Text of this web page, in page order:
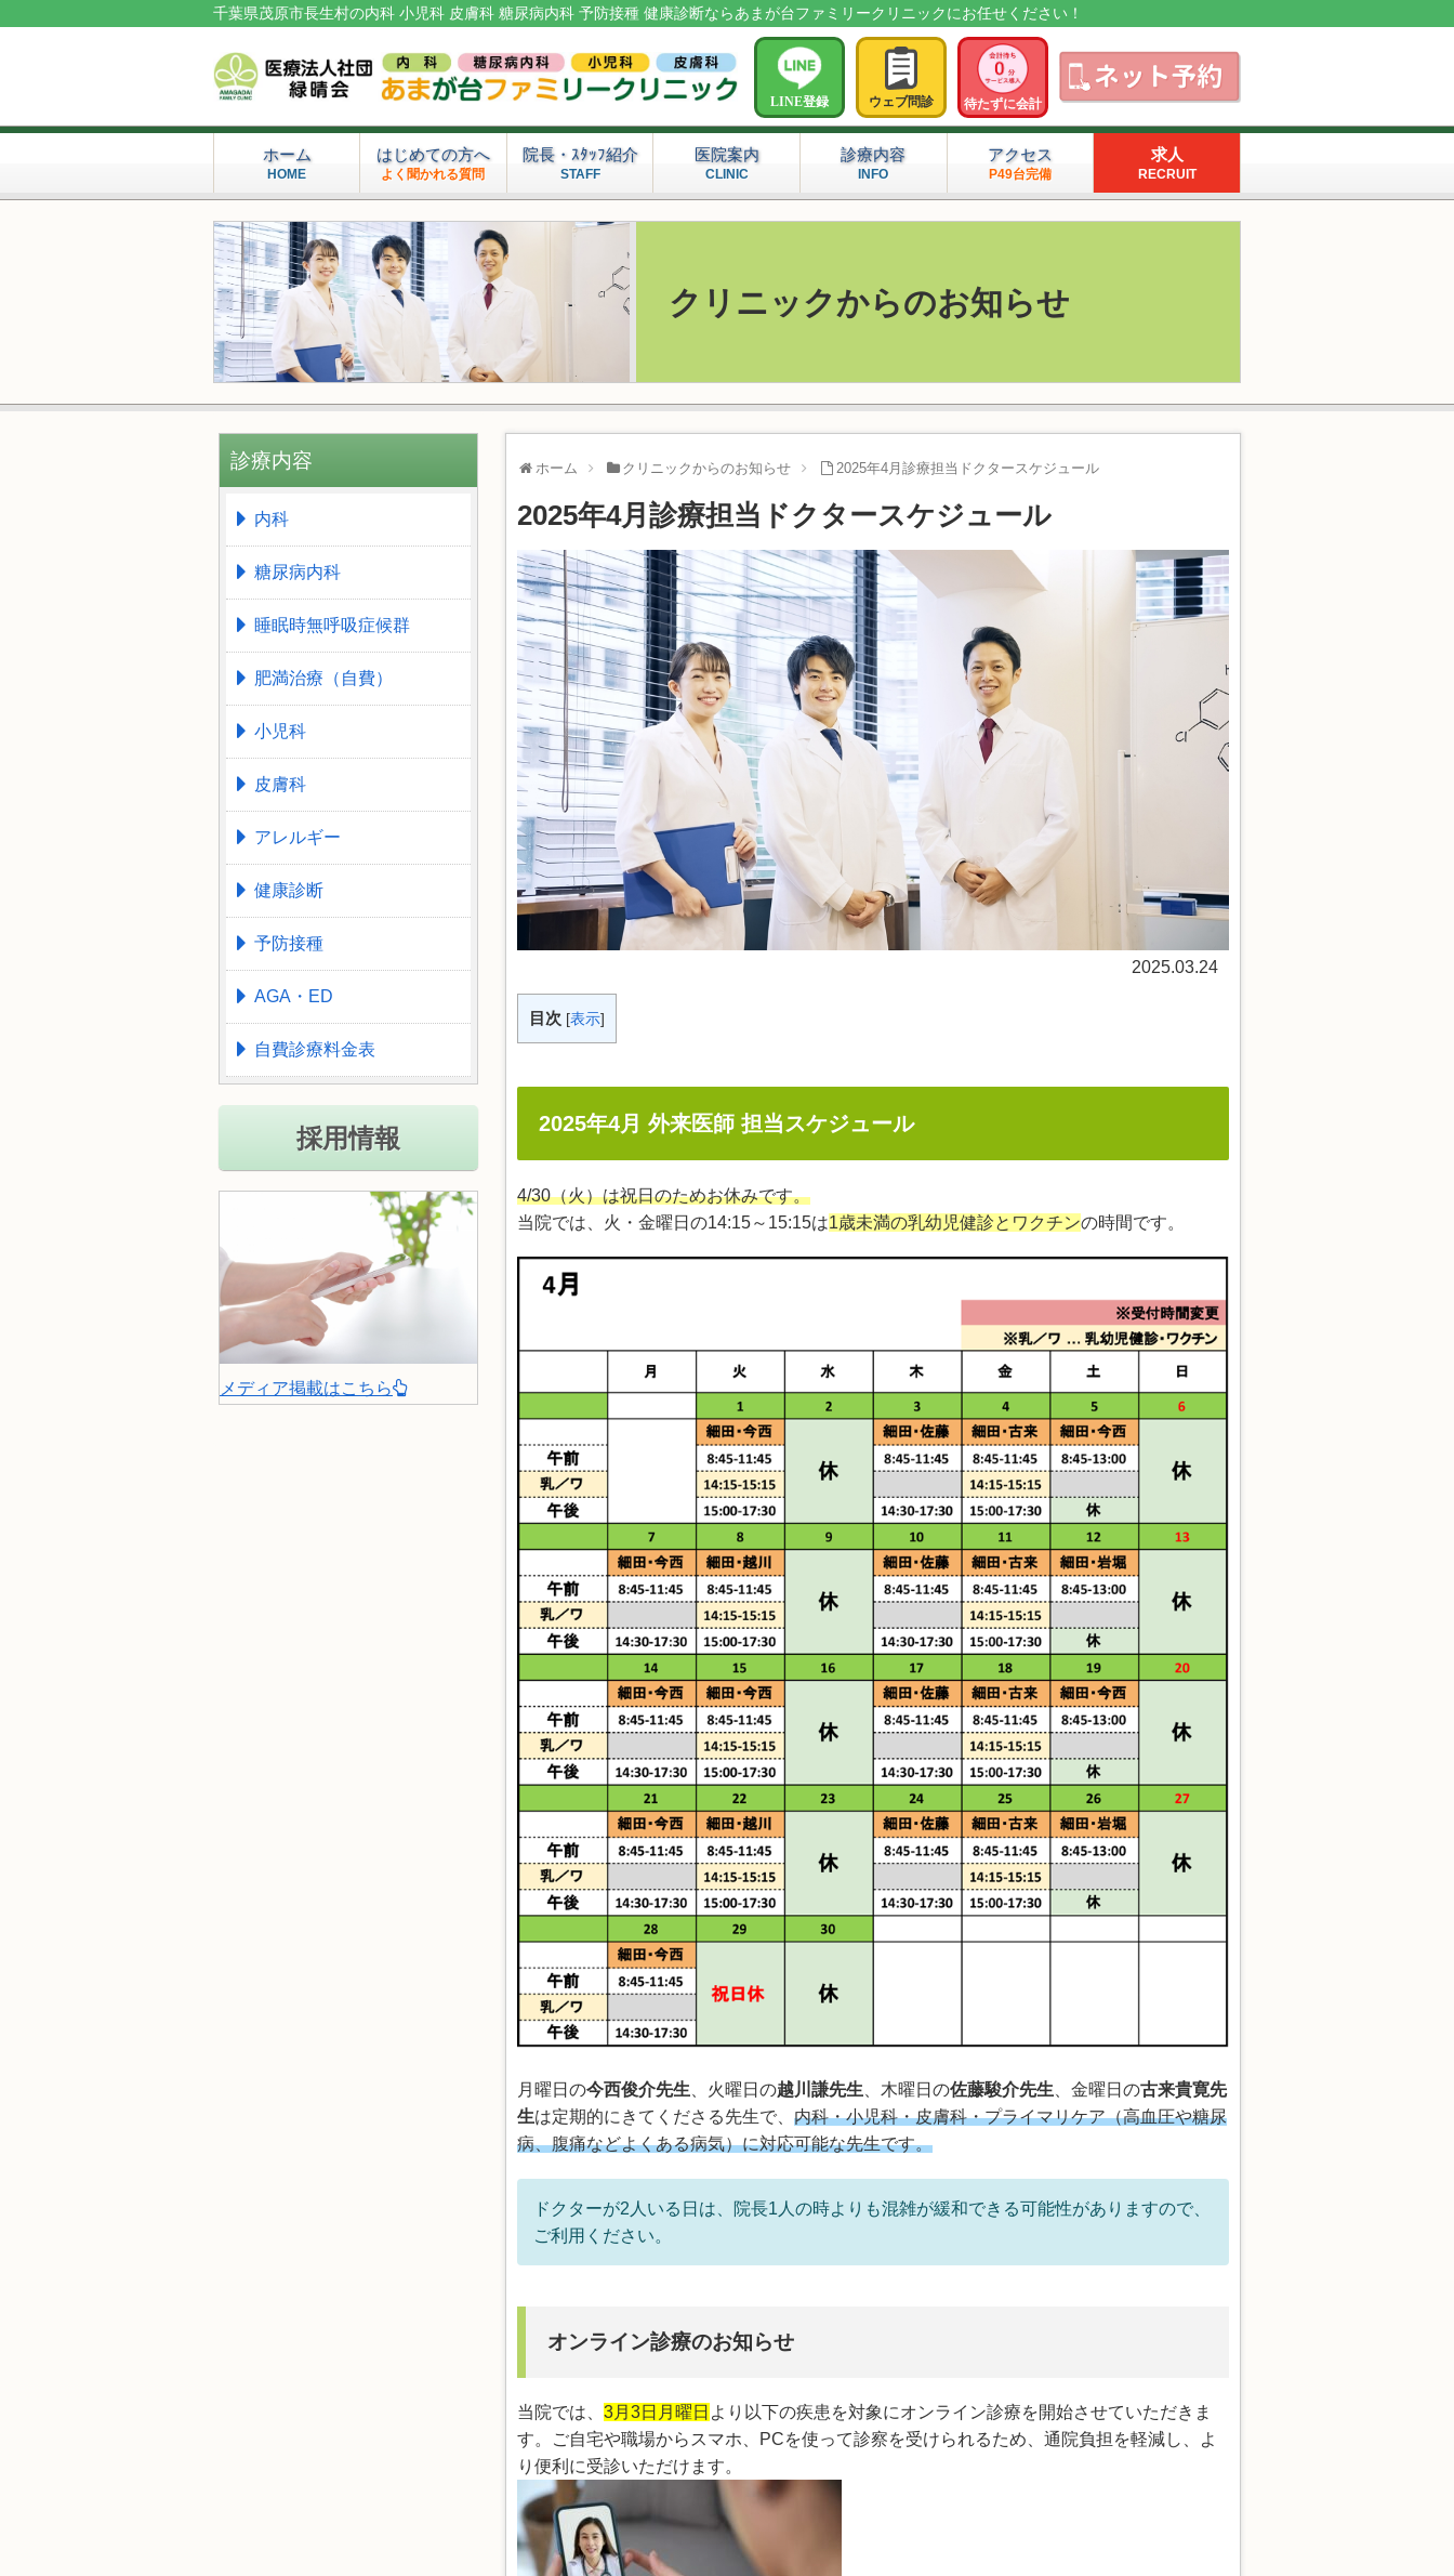
千葉県茂原市長生村の内科 小児科 皮膚科 糖尿病内科 予防接種 健康診断ならあまが台ファミリークリニックにお任せください！
LINE登録 ウェブ問診 待たずに会計
ホーム
HOME
はじめての方へ
よく聞かれる質問
院長・ｽﾀｯﾌ紹介
STAFF
医院案内
CLINIC
診療内容
INFO
アクセス
P49台完備
求人
RECRUIT
クリニックからのお知らせ
ホーム クリニックからのお知らせ 2025年4月診療担当ドクタースケジュール
2025年4月診療担当ドクタースケジュール
2025.03.24
目次 [表示]
2025年4月 外来医師 担当スケジュール
4/30（火）は祝日のためお休みです。
当院では、火・金曜日の14:15～15:15は1歳未満の乳幼児健診とワクチンの時間です。
月曜日の今西俊介先生、火曜日の越川謙先生、木曜日の佐藤駿介先生、金曜日の古来貴寛先
生は定期的にきてくださる先生で、 内科・小児科・皮膚科・プライマリケア（高血圧や糖尿
病、腹痛などよくある病気）に対応可能な先生です。
ドクターが2人いる日は、院長1人の時よりも混雑が緩和できる可能性がありますので、
ご利用ください。
オンライン診療のお知らせ
当院では、 3月3日月曜日 より以下の疾患を対象にオンライン診療を開始させていただきま
す。ご自宅や職場からスマホ、PCを使って診察を受けられるため、通院負担を軽減し、よ
り便利に受診いただけます。
診療内容
内科
糖尿病内科
睡眠時無呼吸症候群
肥満治療（自費）
小児科
皮膚科
アレルギー
健康診断
予防接種
AGA・ED
自費診療料金表
採用情報
メディア掲載はこちら